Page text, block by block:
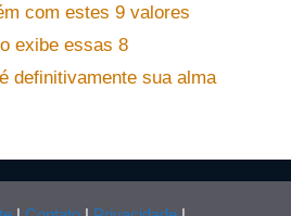
com estes 9 valores
exibe essas 8
definitivamente sua alma